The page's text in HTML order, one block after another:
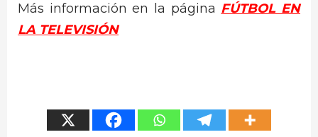
Más información en la página FÚTBOL EN
LA TELEVISIÓN